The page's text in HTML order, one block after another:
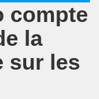
compte
la
sur les